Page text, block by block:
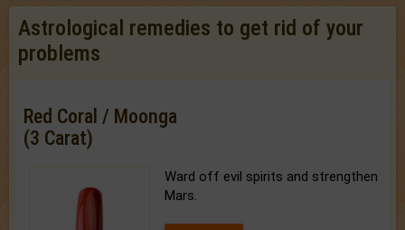
Astrological remedies to get rid of your
problems
Red Coral / Moonga
(3 Carat)
Ward off evil spirits and strengthen
Mars.